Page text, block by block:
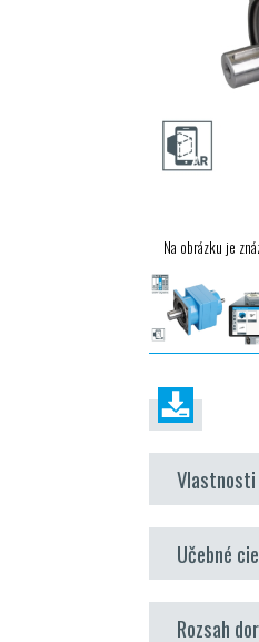
Na obrázku je
Vlastnosti
časť
údržbu a
Učebné
funkcia
Rozsah